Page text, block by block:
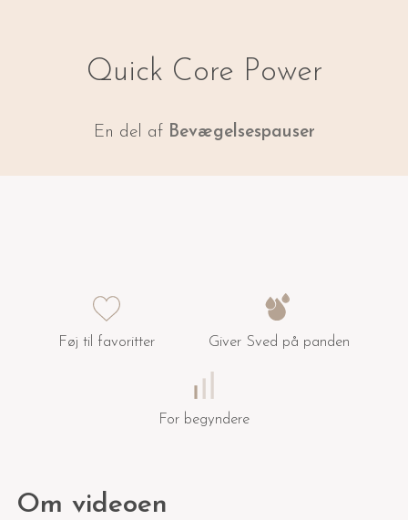
Quick Core Power
En del af Bevægelsespauser
Føj til favoritter Giver Sved på panden
For begyndere
Om videoen